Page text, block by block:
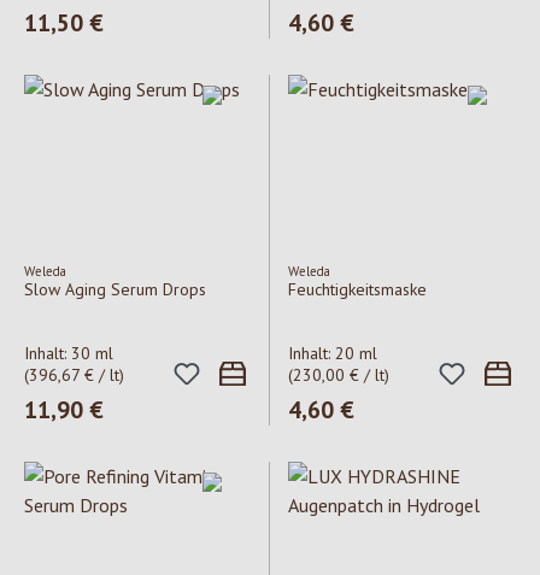
Regulärer Preis:
11,50 € Regulärer Preis:
4,60 €
Weleda
Slow Aging Serum Drops
Inhalt: 30 ml
(396,67 € / lt)
Regulärer Preis:
11,90 €
Weleda
Feuchtigkeitsmaske
Inhalt: 20 ml
(230,00 € / lt)
Regulärer Preis:
4,60 €